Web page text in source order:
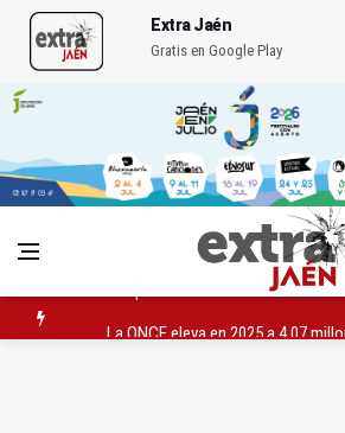
Extra Jaén
Gratis en Google Play
La ONCE eleva en 2025 a 4,07